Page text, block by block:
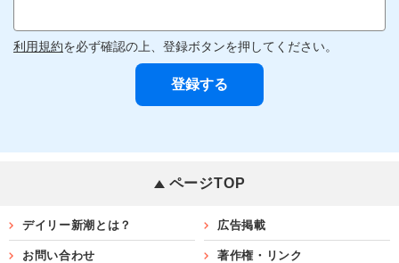
利用規約を必ず確認の上、登録ボタンを押してください。
ページTOP
デイリー新潮とは？ 広告掲載
お問い合わせ 著作権・リンク